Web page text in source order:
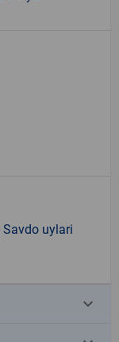
uylari
keyboard_arrow_down